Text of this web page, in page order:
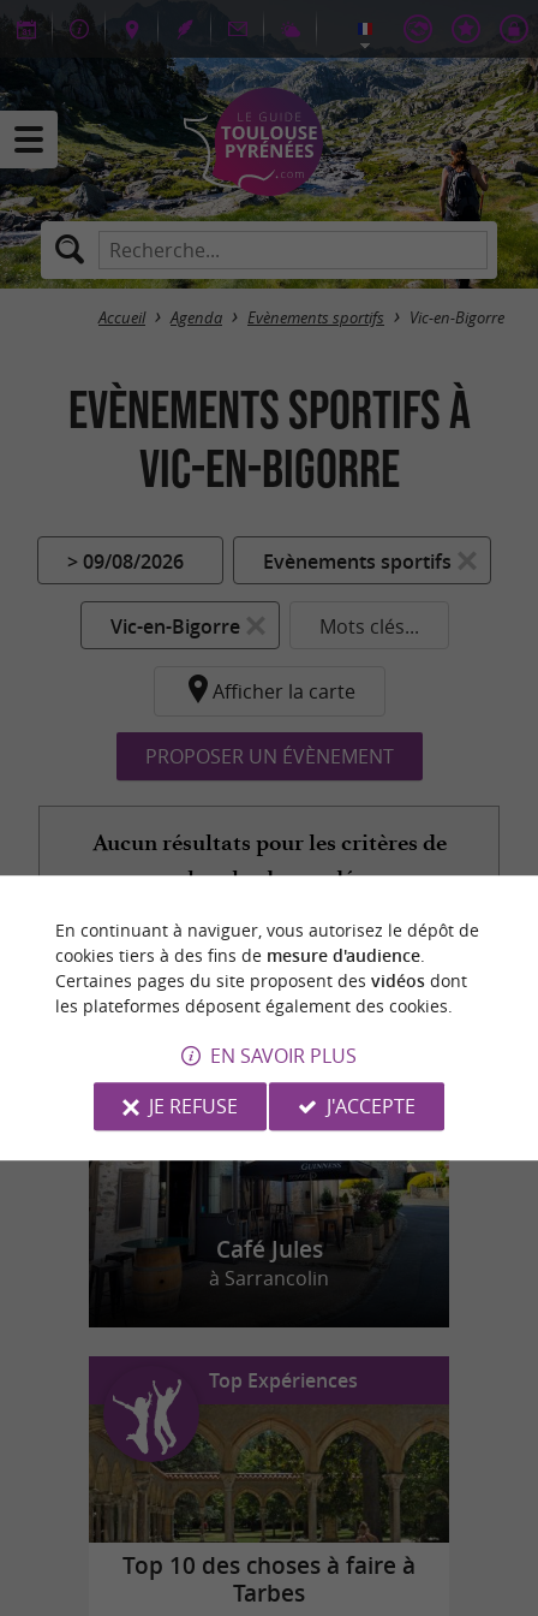
Accueil Agenda Evènements sportifs Vic-en-Bigorre
Evènements sportifs à
Vic-en-Bigorre
> 09/08/2026 Evènements sportifs
Vic-en-Bigorre Mots clés...
Afficher la carte
PROPOSER UN ÉVÈNEMENT
Aucun résultats pour les critères de
recherche demandés...
n
o
t
r
e
c
o
u
p
d
e
c
o
e
u
r
Café Jules
à Sarrancolin
Top Expériences
Top 10 des choses à faire à
Tarbes
En continuant à naviguer, vous autorisez le dépôt de
cookies tiers à des fins de mesure d'audience.
Certaines pages du site proposent des vidéosdont
les plateformes déposent également des cookies.
EN SAVOIR PLUS
JE REFUSE
J'ACCEPTE